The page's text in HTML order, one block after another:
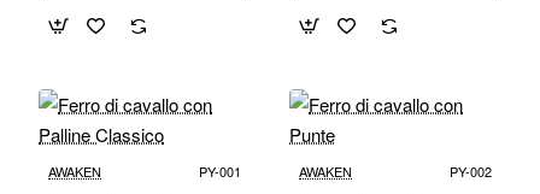
🔥 Bestseller
AWAKEN PY-001 AWAKEN PY-002